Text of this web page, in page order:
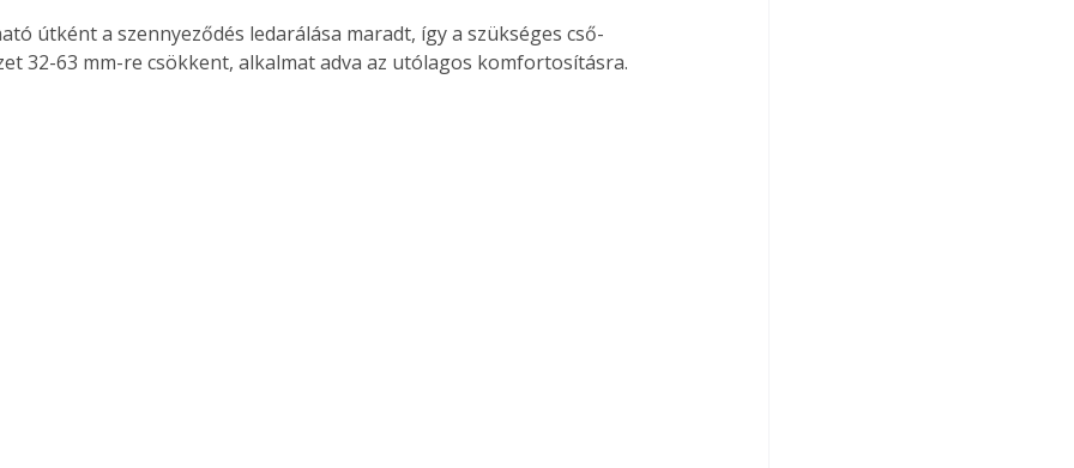
útként a szennyeződés ledarálása maradt, így a szükséges cső-
32-63 mm-re csökkent, alkalmat adva az utólagos komfortosításra.